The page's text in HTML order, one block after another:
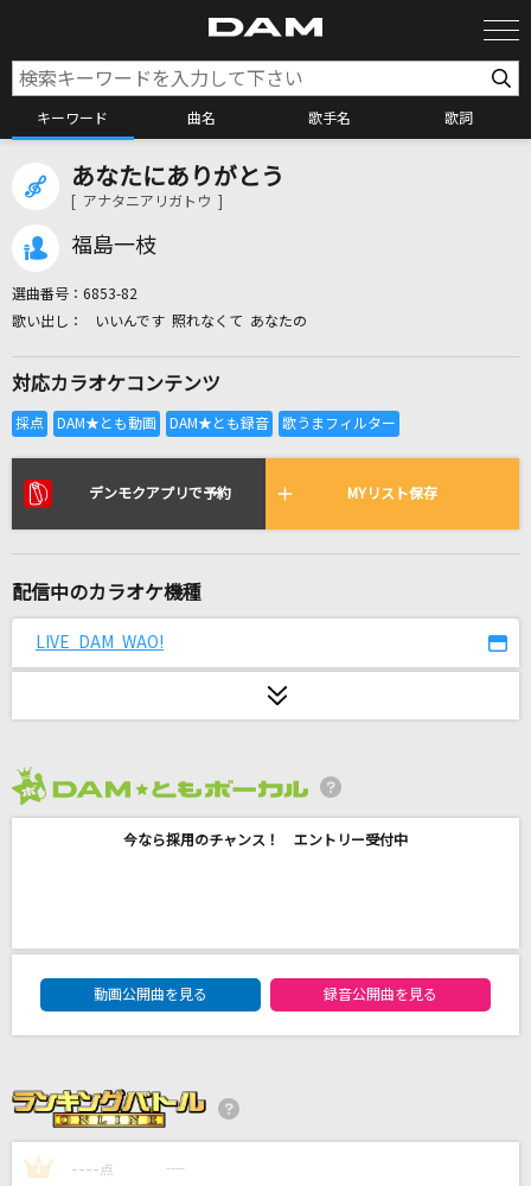
キーワード 曲名 歌手名 歌詞
カラオケ検索
全国りれき
リアルタイムで歌われている曲の一覧
For You
幾億光年
あいみょん
ビリヤニ
あなたにありがとう
[ アナタニアリガトウ ]
福島一枝
選曲番号： 6853-82
いいんです 照れなくて あなたの
対応カラオケコンテンツ
デンモクアプリで予約 MYリスト保存
配信中のカラオケ機種
LIVE DAM WAO!
今なら採用のチャンス！ エントリー受付中
DAM★ともボーカルエントリーランキング
動画公開曲を見る
録音公開曲を見る
1 ---- 点 ----